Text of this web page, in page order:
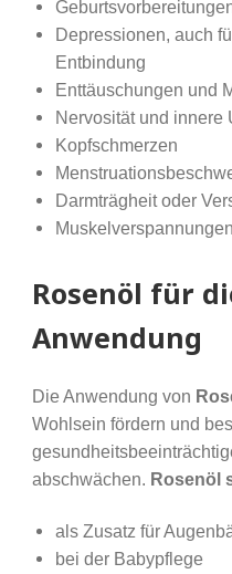
Depressionen, auch
Entbindung
Enttäuschungen und
Nervosität und innere
Kopfschmerzen
Darmträgheit oder
Rosenöl für
Anwendung
Die Anwendung von
Wohlsein fördern und
abschwächen. Rosenöl
als Zusatz für
bei der Babypflege